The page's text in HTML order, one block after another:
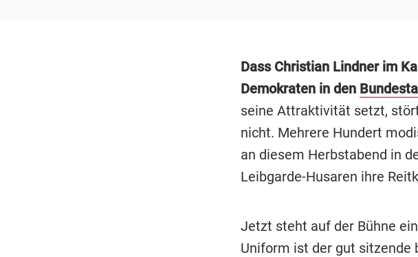
Dass Christian Lindner im
Demokraten in den
seine Attraktivität setzt,
nicht. Mehrere Hundert
an diesem Herbstabend in
Leibgarde-Husaren ihre
Jetzt steht auf der Bühne
Uniform ist der gut sitzende